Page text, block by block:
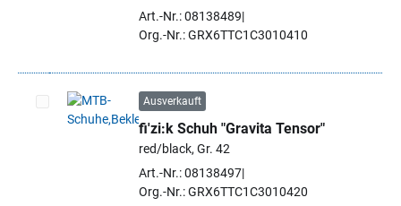
Art.-Nr.: 08138489
Org.-Nr.: GRX6TTC1C3010410
Artikel auswählen
Ausverkauft
fi'zi:k Schuh "Gravita Tensor"
red/black, Gr. 42
Art.-Nr.: 08138497
Org.-Nr.: GRX6TTC1C3010420